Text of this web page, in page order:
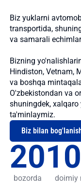
Biz yuklarni
transportida,
va samarali
Bizning
Hindiston, Vetnam,
va boshqa
O'zbekistondan va
shuningdek,
ta'minlaymiz.
Biz bilan
20
bozorda doimiy